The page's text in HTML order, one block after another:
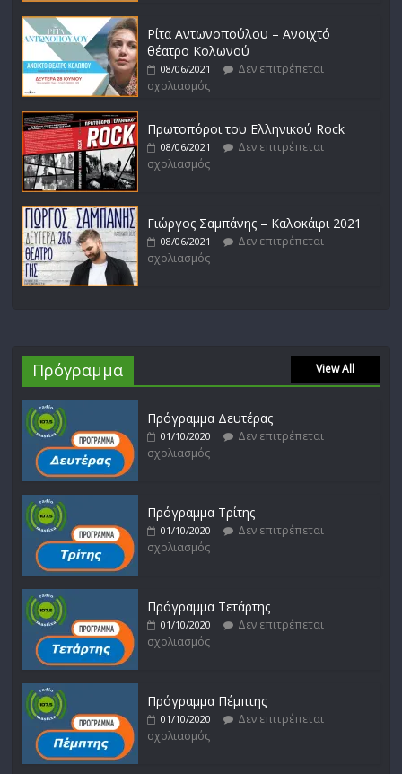
Ρίτα Αντωνοπούλου – Ανοιχτό
θέατρο Κολωνού
08/06/2021
Δεν επιτρέπεται
σχολιασμός
Πρωτοπόροι του Ελληνικού Rock
08/06/2021
Δεν επιτρέπεται
σχολιασμός
Γιώργος Σαμπάνης – Καλοκάιρι 2021
08/06/2021
Δεν επιτρέπεται
σχολιασμός
Πρόγραμμα View All
Πρόγραμμα Δευτέρας
01/10/2020
Δεν επιτρέπεται
σχολιασμός
Πρόγραμμα Τρίτης
01/10/2020
Δεν επιτρέπεται
σχολιασμός
Πρόγραμμα Τετάρτης
01/10/2020
Δεν επιτρέπεται
σχολιασμός
Πρόγραμμα Πέμπτης
01/10/2020
Δεν επιτρέπεται
σχολιασμός